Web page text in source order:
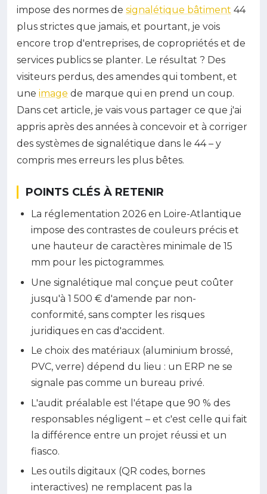
impose des normes de signalétique bâtiment 44
plus strictes que jamais, et pourtant, je vois
encore trop d'entreprises, de copropriétés et de
services publics se planter. Le résultat ? Des
visiteurs perdus, des amendes qui tombent, et
une image de marque qui en prend un coup.
Dans cet article, je vais vous partager ce que j'ai
appris après des années à concevoir et à corriger
des systèmes de signalétique dans le 44 – y
compris mes erreurs les plus bêtes.
POINTS CLÉS À RETENIR
La réglementation 2026 en Loire-Atlantique
impose des contrastes de couleurs précis et
une hauteur de caractères minimale de 15
mm pour les pictogrammes.
Une signalétique mal conçue peut coûter
jusqu'à 1 500 € d'amende par non-
conformité, sans compter les risques
juridiques en cas d'accident.
Le choix des matériaux (aluminium brossé,
PVC, verre) dépend du lieu : un ERP ne se
signale pas comme un bureau privé.
L'audit préalable est l'étape que 90 % des
responsables négligent – et c'est celle qui fait
la différence entre un projet réussi et un
fiasco.
Les outils digitaux (QR codes, bornes
interactives) ne remplacent pas la